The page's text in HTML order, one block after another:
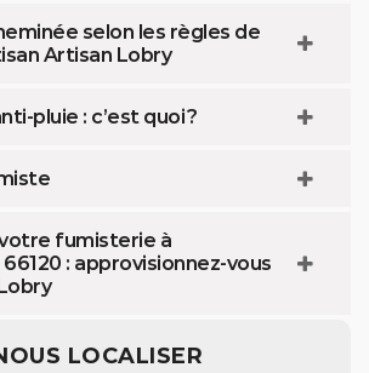
selon les règles de
Artisan Lobry
pluie : c’est quoi ?
fumisterie à
: approvisionnez-vous
LOCALISER